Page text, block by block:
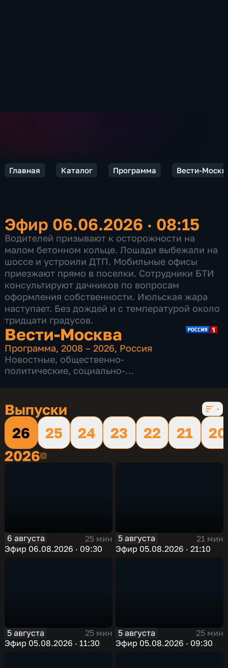
Главная Каталог Программа Вести-
Эфир 06.06.2026 · 08:15
Водителей призывают к осторожности на
малом бетонном кольце. Лошади выбежали на
шоссе и устроили ДТП. Мобильные офисы
приезжают прямо в поселки. Сотрудники БТИ
консультируют дачников по вопросам
оформления собственности. Июльская жара
наступает. Без дождей и с температурой около
тридцати градусов.
Вести-Москва
Программа,2008 – 2026, Россия
Новостные, общественно-
политические, социально-
Выпуски
26
25 24 23 22 21
20
20262026
6 августа
25 мин
Эфир 06.08.2026 · 09:30
5 августа
21 мин
Эфир 05.08.2026 · 21:10
5 августа
25 мин
Эфир 05.08.2026 · 11:30
5 августа
25 мин
Эфир 05.08.2026 · 09:30